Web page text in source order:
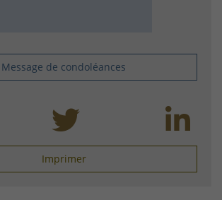
Message de condoléances
Imprimer